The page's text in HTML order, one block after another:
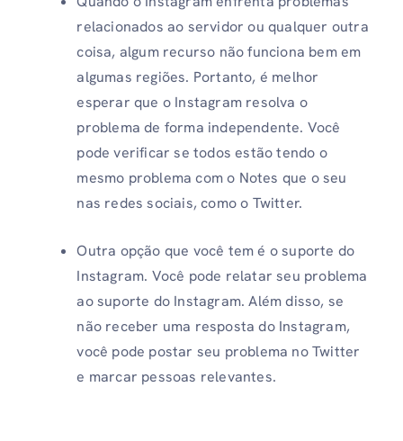
relacionados ao servidor ou qualquer outra
coisa, algum recurso não funciona bem em
algumas regiões. Portanto, é melhor
esperar que o Instagram resolva o
problema de forma independente. Você
pode verificar se todos estão tendo o
mesmo problema com o Notes que o seu
nas redes sociais, como o Twitter.
Outra opção que você tem é o suporte do
Instagram. Você pode relatar seu problema
ao suporte do Instagram. Além disso, se
não receber uma resposta do Instagram,
você pode postar seu problema no Twitter
e marcar pessoas relevantes.